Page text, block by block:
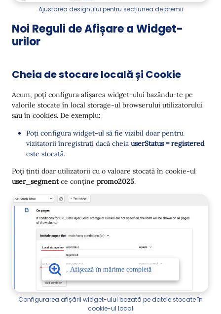
Ajustarea designului pentru secțiunea de premii
Noi Reguli de Afișare a Widget-
urilor
Cheia de stocare locală și Cookie
Acum, poți configura afișarea widget-ului bazându-te pe
valorile stocate în local storage-ul browserului utilizatorului
sau în cookies. De exemplu:
Poți configura widget-ul să fie vizibil doar pentru
vizitatorii înregistrați dacă cheia userStatus = registered
este stocată.
Poți ținti doar utilizatorii cu o valoare stocată în cookie-ul
user_segmentce conține promo2025.
Configurarea afișării widget-ului bazată pe datele stocate în
cookie-ul local